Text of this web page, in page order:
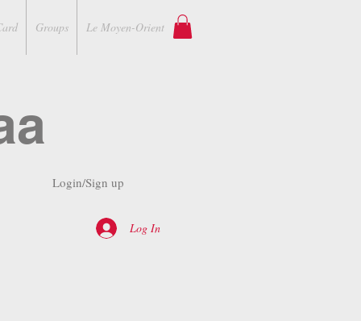
Groups Le Moyen-Orient
Login/Sign up
Log In